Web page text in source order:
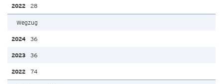
28
Wegzug
36
36
74